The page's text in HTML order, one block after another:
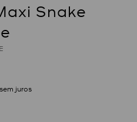
Snake
sem juros